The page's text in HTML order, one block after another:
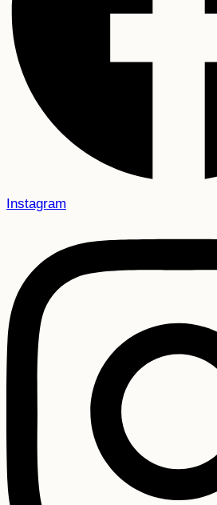
Instagram